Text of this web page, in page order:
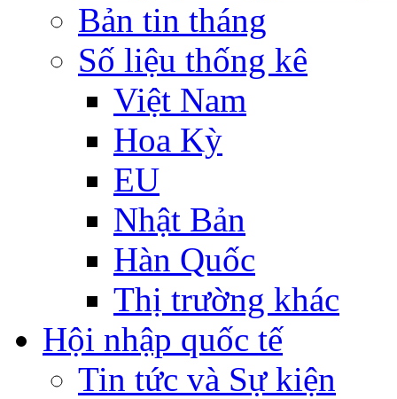
Bản tin tháng
Số liệu thống kê
Việt Nam
Hoa Kỳ
EU
Nhật Bản
Hàn Quốc
Thị trường khác
Hội nhập quốc tế
Tin tức và Sự kiện